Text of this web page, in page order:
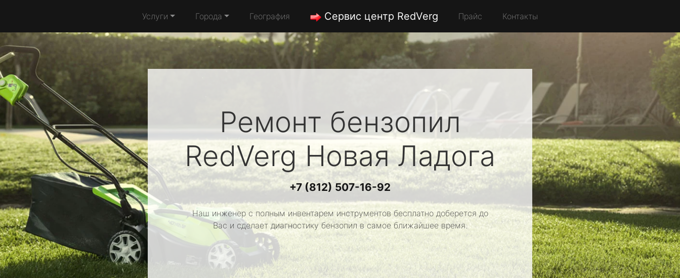
Услуги Города География Сервис центр RedVerg Прайс Контакты
Ремонт бензопил
RedVergНовая Ладога
+7 (812) 507-16-92
Наш инженер с полным инвентарем инструментов бесплатно доберется до
Вас и сделает диагностику бензопил в самое ближайшее время.